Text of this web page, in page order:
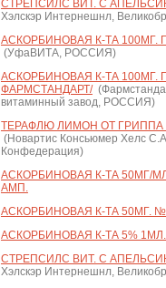
СТРЕПСИЛС ВИТ. С
Хэлскэр Интернешнл,
АСКОРБИНОВАЯ К-ТА 100МГ.
(УфаВИТА, РОССИЯ)
АСКОРБИНОВАЯ К-ТА 100МГ.
ФАРМСТАНДАРТ/
витаминный завод, РОССИЯ)
ТЕРАФЛЮ ЛИМОН ОТ
(Новартис Консьюмер Хелс
Конфедерация)
АСКОРБИНОВАЯ К-ТА 50МГ/
АМП.
АСКОРБИНОВАЯ К-ТА 50МГ.
АСКОРБИНОВАЯ К-ТА 5%
СТРЕПСИЛС ВИТ. С
Хэлскэр Интернешнл,